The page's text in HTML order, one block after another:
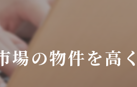
泉南市の不動産
の物件を高